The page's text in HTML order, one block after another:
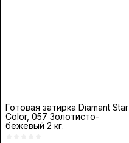
Готовая затирка Diamant Star
Color, 057 Золотисто-
бежевый 2 кг.